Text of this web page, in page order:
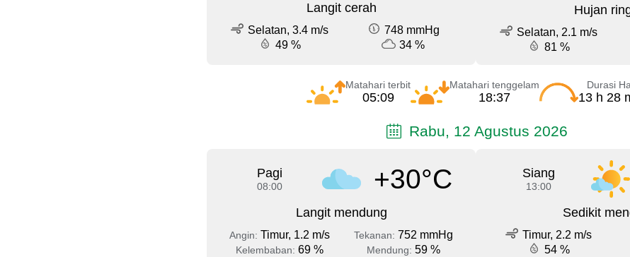
Langit cerah
Selatan, 3.4 m/s
748 mmHg
49 %
34 %
Hujan
Selatan, 2.1 m/s
81 %
Matahari terbit
05:09
Matahari tenggelam
18:37
Durasi
13 h 28
Rabu, 12 Agustus 2026
Pagi
08:00 +30°C
Langit mendung
Angin: Timur, 1.2 m/s Tekanan: 752 mmHg
Kelembaban: 69 % Mendung: 59 %
Siang
13:00
Sedikit
Timur, 2.2 m/s
54 %